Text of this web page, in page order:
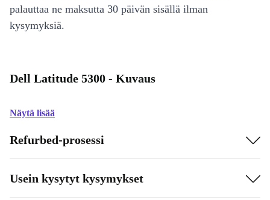
palauttaa ne maksutta 30 päivän sisällä ilman
kysymyksiä.
Dell Latitude 5300 - Kuvaus
Näytä lisää
Refurbed-prosessi
Usein kysytyt kysymykset